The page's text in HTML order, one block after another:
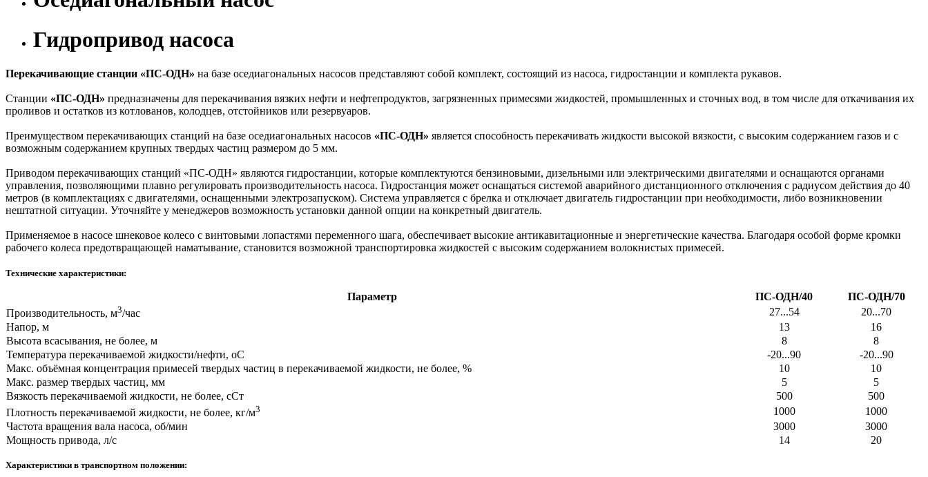
Гидропривод насоса
Перекачивающие станции «ПС-ОДН» на базе оседиагональных насосов представляют собой комплект, состоящий из насоса, гидростанции и комплекта рукавов.
Станции «ПС-ОДН» предназначены для перекачивания вязких нефти и нефтепродуктов, загрязненных примесями жидкостей, промышленных и сточных вод, в том числе для откачивания их
проливов и остатков из котлованов, колодцев, отстойников или резервуаров.
Преимуществом перекачивающих станций на базе оседиагональных насосов «ПС-ОДН» является способность перекачивать жидкости высокой вязкости, с высоким содержанием газов и с
возможным содержанием крупных твердых частиц размером до 5 мм.
Приводом перекачивающих станций «ПС-ОДН» являются гидростанции, которые комплектуются бензиновыми, дизельными или электрическими двигателями и оснащаются органами
управления, позволяющими плавно регулировать производительность насоса. Гидростанция может оснащаться системой аварийного дистанционного отключения с радиусом действия до 40
метров (в комплектациях с двигателями, оснащенными электрозапуском). Система управляется с брелка и отключает двигатель гидростанции при необходимости, либо возникновении
нештатной ситуации. Уточняйте у менеджеров возможность установки данной опции на конкретный двигатель.
Применяемое в насосе шнековое колесо с винтовыми лопастями переменного шага, обеспечивает высокие антикавитационные и энергетические качества. Благодаря особой форме кромки
рабочего колеса предотвращающей наматывание, становится возможной транспортировка жидкостей с высоким содержанием волокнистых примесей.
Технические характеристики:
Параметр ПС-ОДН/40
ПС-ОДН/70
Производительность, м3/час 27...54
20...70
Напор, м
13
16
Высота всасывания, не более, м
8
8
Температура перекачиваемой жидкости/нефти, оС
-20...90
-20...90
Макс. объёмная концентрация примесей твердых частиц в перекачиваемой жидкости, не более, %
10
10
Макс. размер твердых частиц, мм
5
5
Вязкость перекачиваемой жидкости, не более, сСт
500
500
Плотность перекачиваемой жидкости, не более, кг/м3 1000
1000
Частота вращения вала насоса, об/мин
3000
3000
Мощность привода, л/с
14 20
Характеристики в транспортном положении: